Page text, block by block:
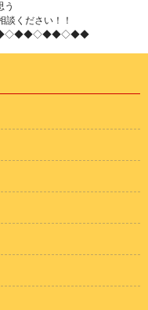
う
談ください！！